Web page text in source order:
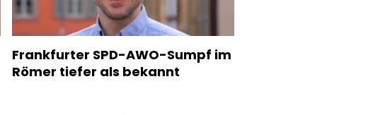
Frankfurter SPD-AWO-Sumpf im
Römer tiefer als bekannt